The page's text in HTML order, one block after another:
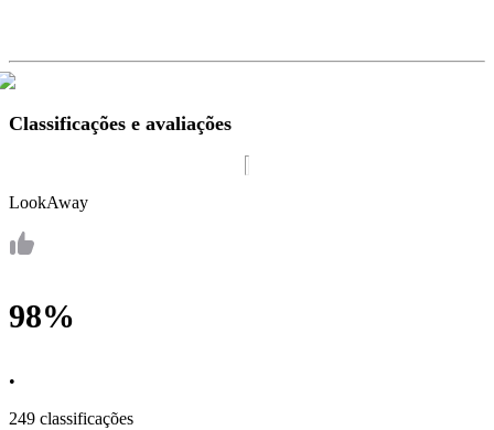
Classificações e avaliações
LookAway
98%
•
249 classificações